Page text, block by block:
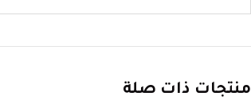
منتجات ذات صلة